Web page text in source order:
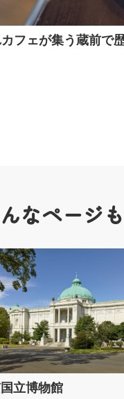
カチクラ》人気商
リングのすすめ
フェが集う蔵前で
なページ
立博物館